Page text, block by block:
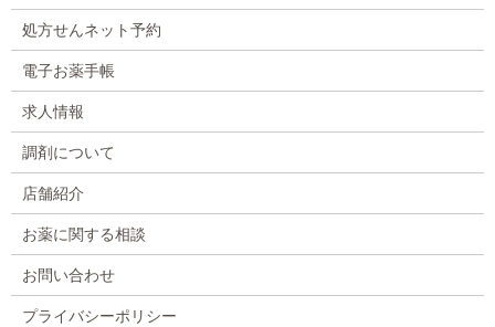
処方せんネット予約
電子お薬手帳
求人情報
調剤について
店舗紹介
お薬に関する相談
お問い合わせ
プライバシーポリシー